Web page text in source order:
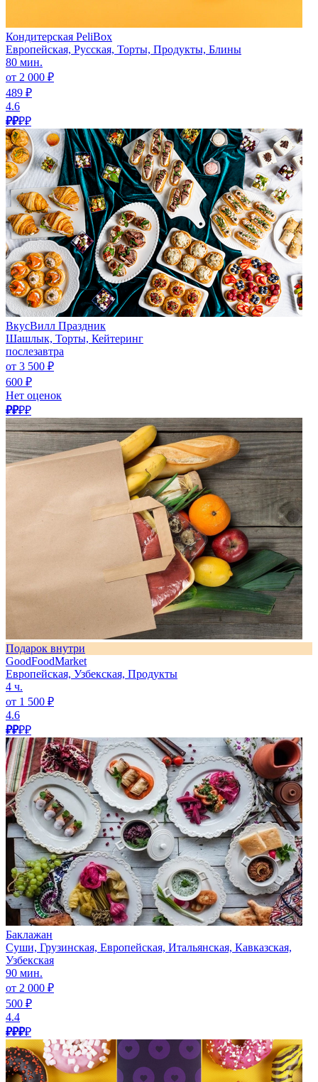
Кондитерская PeliBox
Европейская, Русская, Торты, Продукты, Блины
80 мин.
от 2 000 ₽
489 ₽
4.6
₽₽₽₽
ВкусВилл Праздник
Шашлык, Торты, Кейтеринг
послезавтра
от 3 500 ₽
600 ₽
Нет оценок
₽₽₽₽
Подарок внутри
GoodFoodMarket
Европейская, Узбекская, Продукты
4 ч.
от 1 500 ₽
4.6
₽₽₽₽
Баклажан
Суши, Грузинская, Европейская, Итальянская, Кавказская,
Узбекская
90 мин.
от 2 000 ₽
500 ₽
4.4
₽₽₽₽